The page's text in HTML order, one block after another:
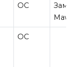
ОС
Maw
ОС